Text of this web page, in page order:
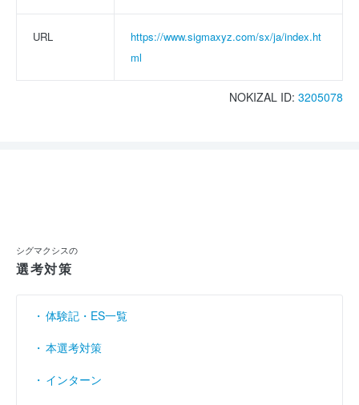
URL
https://www.sigmaxyz.com/sx/ja/index.ht
ml
NOKIZAL ID: 3205078
シグマクシスの
選考対策
体験記・ES一覧
本選考対策
インターン